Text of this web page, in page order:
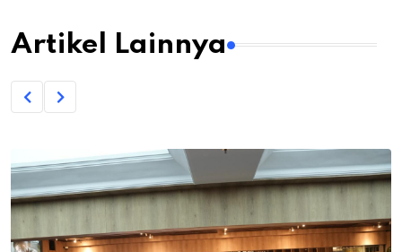
Artikel Lainnya